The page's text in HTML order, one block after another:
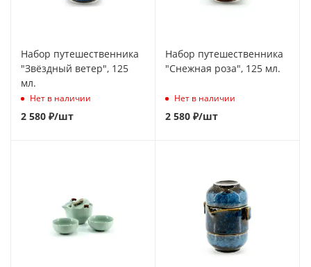
Набор путешественника
"Звёздный ветер", 125
мл.
Нет в наличии
2 580 ₽/шт
Набор путешественника
"Снежная роза", 125 мл.
Нет в наличии
2 580 ₽/шт